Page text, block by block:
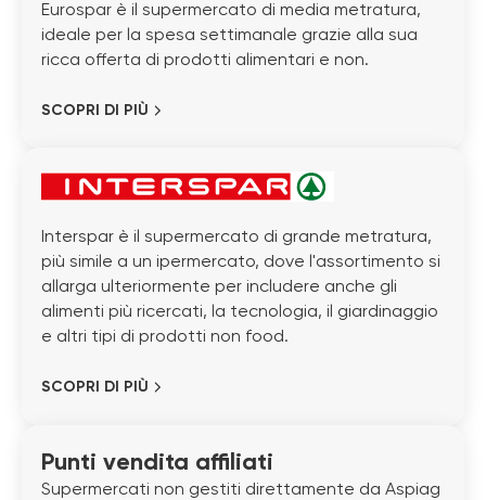
Eurospar è il supermercato di media metratura,
ideale per la spesa settimanale grazie alla sua
ricca offerta di prodotti alimentari e non.
SCOPRI DI PIÙ
Interspar è il supermercato di grande metratura,
più simile a un ipermercato, dove l'assortimento si
allarga ulteriormente per includere anche gli
alimenti più ricercati, la tecnologia, il giardinaggio
e altri tipi di prodotti non food.
SCOPRI DI PIÙ
Punti vendita affiliati
Supermercati non gestiti direttamente da Aspiag